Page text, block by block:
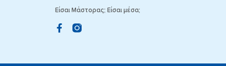
Είσαι Μάστορας; Είσαι μέσα;